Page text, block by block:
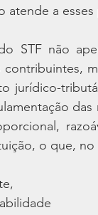
atende a
STF não
jurídico-
o que, no